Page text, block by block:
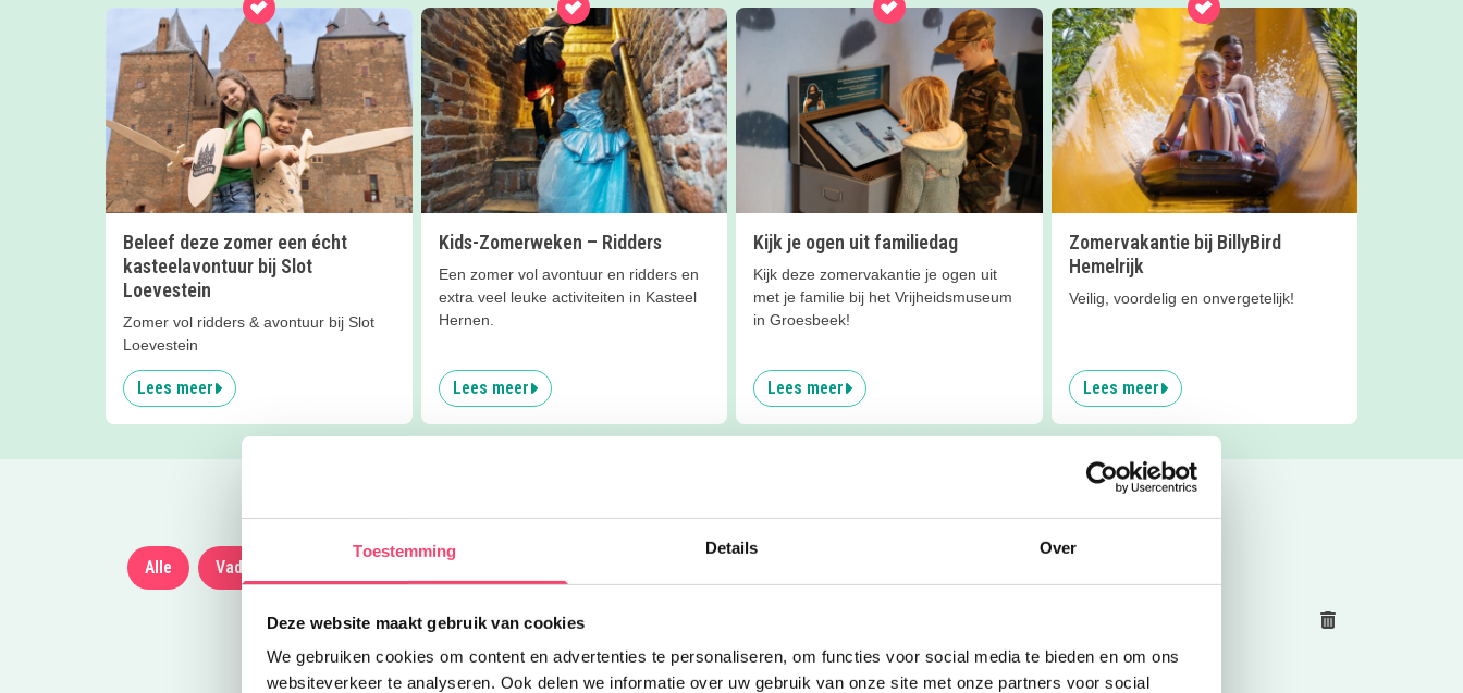
Toestemming Details Over
Deze website maakt gebruik van cookies
We gebruiken cookies om content en advertenties te personaliseren, om functies voor social media te bieden en om ons
websiteverkeer te analyseren. Ook delen we informatie over uw gebruik van onze site met onze partners voor social
Beleef deze zomer een écht
kasteelavontuur bij Slot
Loevestein
Zomer vol ridders & avontuur bij Slot
Loevestein
Lees meer
Kids-Zomerweken – Ridders
Een zomer vol avontuur en ridders en
extra veel leuke activiteiten in Kasteel
Hernen.
Lees meer
Kijk je ogen uit familiedag
Kijk deze zomervakantie je ogen uit
met je familie bij het Vrijheidsmuseum
in Groesbeek!
Lees meer
Zomervakantie bij BillyBird
Hemelrijk
Veilig, voordelig en onvergetelijk!
Lees meer
Alle Vaderdag Museum & bibliotheek
Reset